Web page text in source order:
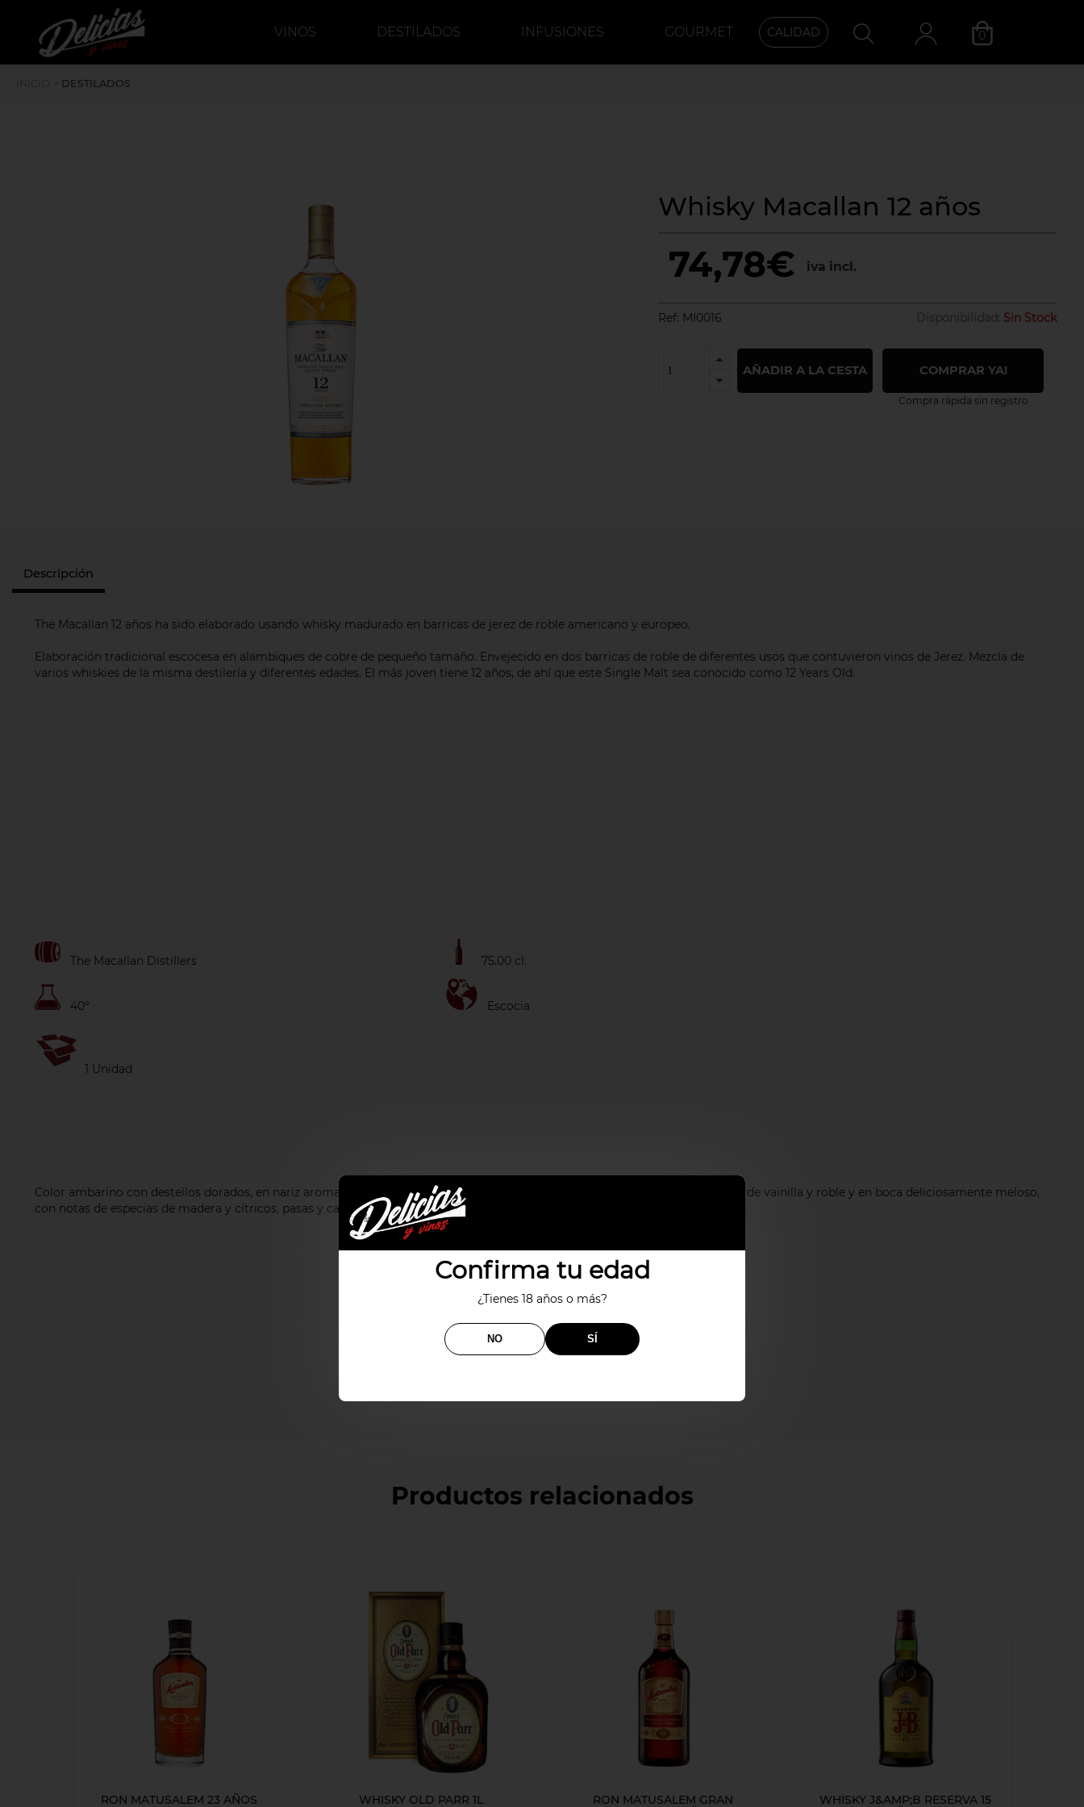
Confirma tu edad
¿Tienes 18 años o más?
NO SÍ
deliciasyvinos
VINOS DESTILADOS INFUSIONES
GOURMET
CALIDAD 0
DESTILADOS
Whisky Macallan 12 años
74,78€ iva incl.
Sin Stock
Ref: MI0016
AÑADIR A LA CESTA COMPRAR YA!
Compra rápida sin registro
Descripción
The Macallan 12 años ha sido elaborado usando whisky madurado en barricas de jerez de roble americano y europeo.
Elaboración tradicional escocesa en alambiques de cobre de pequeño tamaño. Envejecido en dos barricas de roble de diferentes usos que contuvieron vinos de Jerez. Mezcla de
varios whiskies de la misma destilería y diferentes edades. El más joven tiene 12 años, de ahí que este Single Malt sea conocido como 12 Years Old.
The Macallan Distillers 75.00 cl.
40º Escocia
1 Unidad
Color ambarino con destellos dorados, en nariz aromas de mantequilla con un toque de manzana, tofe, naranja confitada, flan de vainilla y roble y en boca deliciosamente meloso,
con notas de especias de madera y cítricos, pasas y caramelo. Muy equilibrado.
Productos relacionados
RON MATUSALEM 23 AÑOS WHISKY OLD PARR 1L
RON MATUSALEM GRAN
WHISKY J&AMP;B RESERVA 15